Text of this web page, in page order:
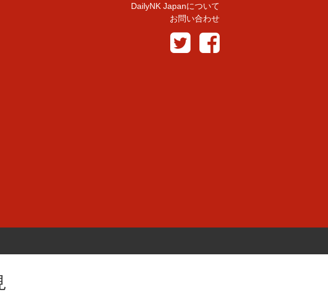
DailyNK Japanについて
お問い合わせ